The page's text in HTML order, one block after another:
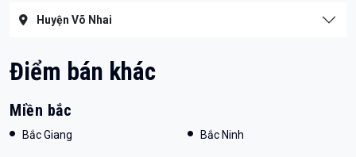
Huyện Võ Nhai
Điểm bán khác
Miền bắc
Bắc Giang Bắc Ninh